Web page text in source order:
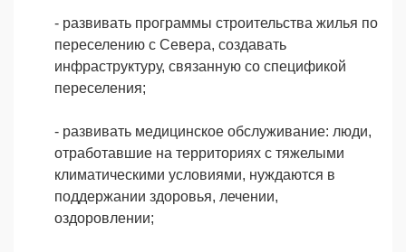
- развивать программы строительства жилья по
переселению с Севера, создавать
инфраструктуру, связанную со спецификой
переселения;
- развивать медицинское обслуживание: люди,
отработавшие на территориях с тяжелыми
климатическими условиями, нуждаются в
поддержании здоровья, лечении,
оздоровлении;